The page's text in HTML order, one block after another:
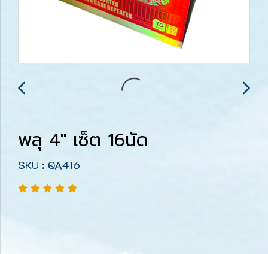
พลุ 4" เซ็ต 16นัด
SKU : QA416